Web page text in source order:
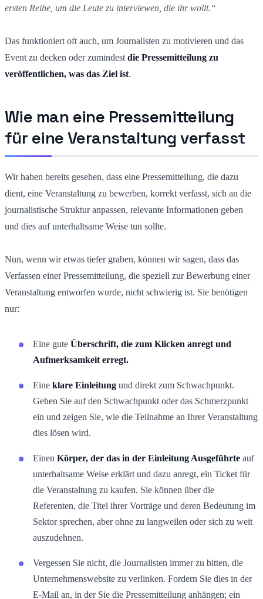
ersten Reihe, um die Leute zu interviewen, die ihr wollt.“
Das funktioniert oft auch, um Journalisten zu motivieren und das
Event zu decken oder zumindest die Pressemitteilung zu
veröffentlichen, was das Ziel ist.
Wie man eine Pressemitteilung
für eine Veranstaltung verfasst
Wir haben bereits gesehen, dass eine Pressemitteilung, die dazu
dient, eine Veranstaltung zu bewerben, korrekt verfasst, sich an die
journalistische Struktur anpassen, relevante Informationen geben
und dies auf unterhaltsame Weise tun sollte.
Nun, wenn wir etwas tiefer graben, können wir sagen, dass das
Verfassen einer Pressemitteilung, die speziell zur Bewerbung einer
Veranstaltung entworfen wurde, nicht schwierig ist. Sie benötigen
nur:
Eine gute Überschrift, die zum Klicken anregt und
Aufmerksamkeit erregt.
Eine klare Einleitung und direkt zum Schwachpunkt.
Gehen Sie auf den Schwachpunkt oder das Schmerzpunkt
ein und zeigen Sie, wie die Teilnahme an Ihrer Veranstaltung
dies lösen wird.
Einen Körper, der das in der Einleitung Ausgeführte auf
unterhaltsame Weise erklärt und dazu anregt, ein Ticket für
die Veranstaltung zu kaufen. Sie können über die
Referenten, die Titel ihrer Vorträge und deren Bedeutung im
Sektor sprechen, aber ohne zu langweilen oder sich zu weit
auszudehnen.
Vergessen Sie nicht, die Journalisten immer zu bitten, die
Unternehmenswebsite zu verlinken. Fordern Sie dies in der
E-Mail an, in der Sie die Pressemitteilung anhängen; ein